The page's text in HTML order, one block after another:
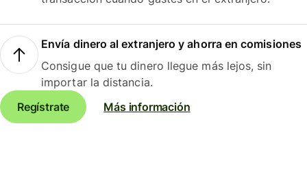
Envía dinero al extranjero y ahorra en comisiones
Consigue que tu dinero llegue más lejos, sin
importar la distancia.
Regístrate
Más información